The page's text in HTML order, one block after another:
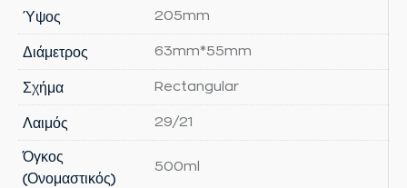
Ύψος 205mm
Διάμετρος 63mm*55mm
Σχήμα Rectangular
Λαιμός 29/21
Όγκος
(Ονομαστικός)
500ml